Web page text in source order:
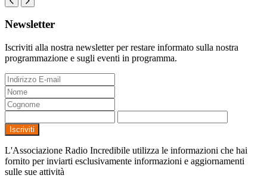
Newsletter
Iscriviti alla nostra newsletter per restare informato sulla nostra
programmazione e sugli eventi in programma.
Iscriviti
L'Associazione Radio Incredibile utilizza le informazioni che hai
fornito per inviarti esclusivamente informazioni e aggiornamenti
sulle sue attività